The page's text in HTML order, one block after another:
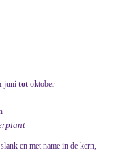
juni tot oktober
en met name in de kern,